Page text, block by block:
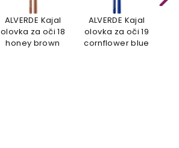
ALVERDE Kajal
olovka za oči 18
honey brown
ALVERDE Kajal
olovka za oči 19
cornflower blue